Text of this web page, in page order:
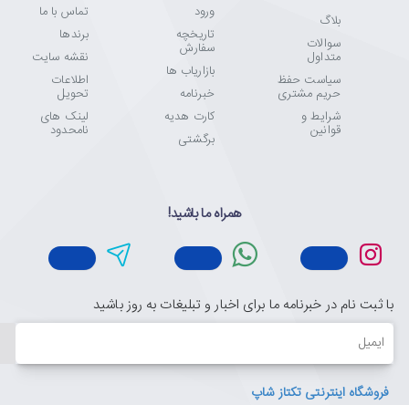
بلاگ
سوالات
متداول
سیاست حفظ
حریم مشتری
شرایط و
قوانین
ورود
تاریخچه
سفارش
بازاریاب ها
خبرنامه
کارت هدیه
برگشتی
تماس با ما
برندها
نقشه سایت
اطلاعات
تحویل
لینک های
نامحدود
همراه ما باشید!
با ثبت نام در خبرنامه ما برای اخبار و تبلیغات به روز باشید
ایمیل
فروشگاه اینترنتی تکتاز شاپ